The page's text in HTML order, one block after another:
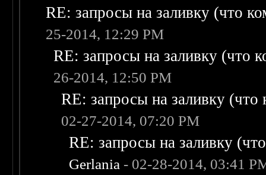
RE: запросы на заливку (что
25-2014, 12:29 PM
RE: запросы на заливку (что
26-2014, 12:50 PM
RE: запросы на заливку
02-27-2014, 07:20 PM
RE: запросы на заливку
Gerlania - 02-28-2014, 03:41